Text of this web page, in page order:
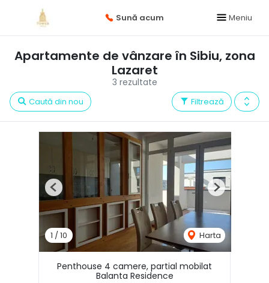
Sună acum Meniu
3 rezultate
Apartamente de vânzare în Sibiu, zona
Lazaret
Filtrează
Caută din nou
1 /10 Harta
Previous Next
Penthouse 4 camere, partial mobilat
Balanta Residence